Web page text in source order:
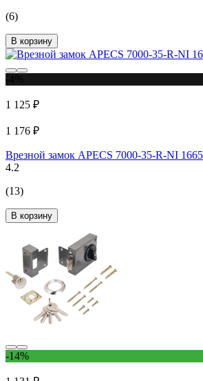
(6)
В корзину
1 125 ₽
1 176 ₽
Врезной замок APECS 7000-35-R-NI
4.2
(13)
В корзину
-14%